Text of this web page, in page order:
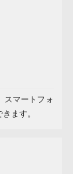
スマートフォ
ます。